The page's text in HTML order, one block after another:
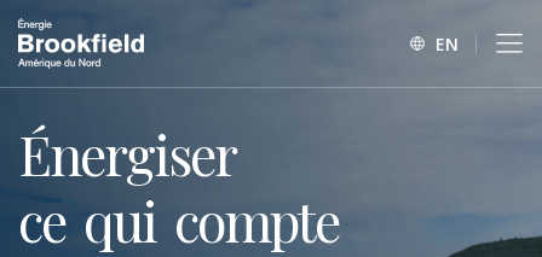
EN
Énergiser
ce qui compte